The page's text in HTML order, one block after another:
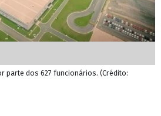
parte dos 627 funcionários. (Crédito: